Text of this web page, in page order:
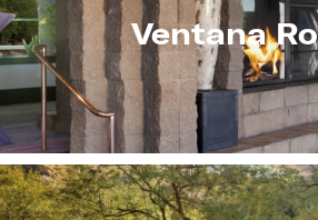
Ventana